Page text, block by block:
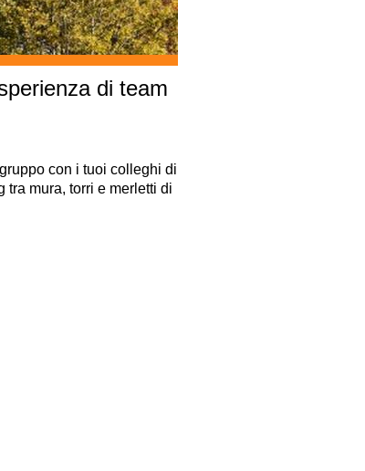
di team
con i tuoi colleghi di
tra mura, torri e merletti di